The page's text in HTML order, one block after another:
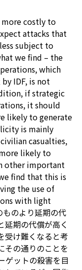
costly to
attacks that
subject to
we find – the
which
IDF, is not
if strategic
it should
likely to generate
is mainly
casualties,
likely to
other important
find that this is
the use of
with light
のより延期の代
延期の代償が高く
受け難くなると考
その通りのことを
ゲットの殺害を目